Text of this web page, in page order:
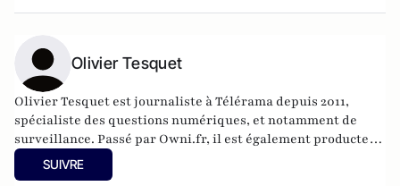
Olivier Tesquet
Olivier Tesquet est journaliste à Télérama depuis 2011,
spécialiste des questions numériques, et notamment de
surveillance. Passé par Owni.fr, il est également producteur
sur France Inter (“Tout est numérique”). Il est l’auteur de
Comprendre WikiLeaks (Max Milo, 2011).
SUIVRE